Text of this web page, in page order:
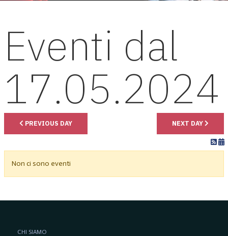
Eventi dal
17.05.2024
PREVIOUS DAY NEXT DAY
Non ci sono eventi
CHI SIAMO